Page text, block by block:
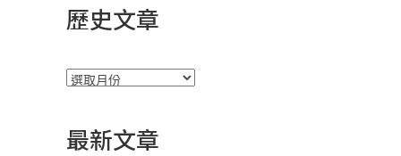
歷史文章
彙
最新文章